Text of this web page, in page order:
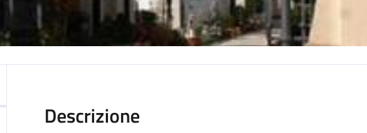
Descrizione